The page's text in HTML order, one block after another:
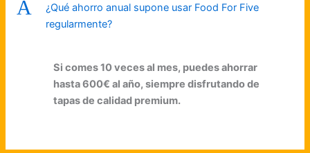
A
¿Qué ahorro anual supone usar Food For Five
regularmente?
Si comes 10 veces al mes, puedes ahorrar
hasta 600€ al año, siempre disfrutando de
tapas de calidad premium.